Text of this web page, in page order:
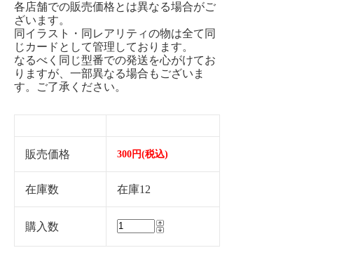
各店舗での販売価格とは異なる場合がご
ざいます。
同イラスト・同レアリティの物は全て同
じカードとして管理しております。
なるべく同じ型番での発送を心がけてお
りますが、一部異なる場合もございま
す。ご了承ください。
販売価格 300円(税込)
在庫数 在庫12
購入数